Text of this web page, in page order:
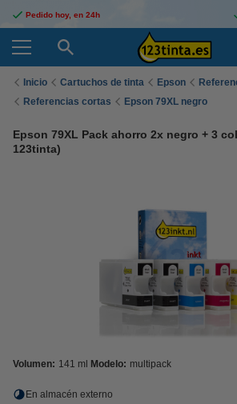
Pedido hoy, en 24h
Inicio Cartuchos de tinta Epson
Referencias cortas
Epson 79XL negro
Epson 79XL Pack ahorro 2x negro + 3
123tinta)
Volumen: 141 ml Modelo: multipack
En almacén externo